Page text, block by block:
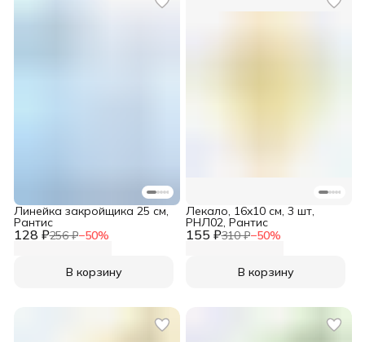
128 ₽256 ₽−50%
Линейка закройщика 25 см,
Рантис
В корзину
155 ₽310 ₽−50%
Лекало, 16x10 см, 3 шт,
РНЛ02, Рантис
В корзину